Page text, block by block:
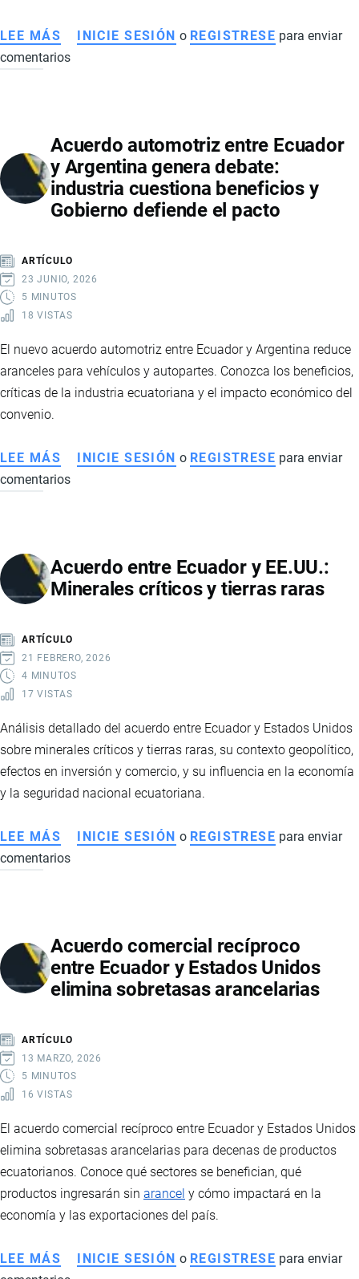
MERCADOS
LEE MÁS SOBRE
ECUADOR
LOS
ARANCELES
A
COLOMBIA:
Y
TENSIÓN
REGIONAL
INICIE SESIÓN o REGISTRESE para enviar
comentarios
Acuerdo automotriz entre Ecuador
y Argentina genera debate:
industria cuestiona beneficios y
Gobierno defiende el pacto
ARTÍCULO
23 JUNIO, 2026
5 MINUTOS
18 VISTAS
El nuevo acuerdo automotriz entre Ecuador y Argentina reduce
aranceles para vehículos y autopartes. Conozca los beneficios,
críticas de la industria ecuatoriana y el impacto económico del
convenio.
LEE MÁS SOBRE
ACUERDO
Y
ARGENTINA
INDUSTRIA
CUESTIONA
BENEFICIOS
INICIE SESIÓN o REGISTRESE para enviar
comentarios
Acuerdo entre Ecuador y EE.UU.:
Minerales críticos y tierras raras
ARTÍCULO
21 FEBRERO, 2026
4 MINUTOS
17 VISTAS
Análisis detallado del acuerdo entre Ecuador y Estados Unidos
sobre minerales críticos y tierras raras, su contexto geopolítico,
efectos en inversión y comercio, y su influencia en la economía
y la seguridad nacional ecuatoriana.
LEE MÁS SOBRE
ACUERDO
EE.UU.:
MINERALES
CRÍTICOS
RARAS
INICIE SESIÓN o REGISTRESE para enviar
comentarios
Acuerdo comercial recíproco
entre Ecuador y Estados Unidos
elimina sobretasas arancelarias
ARTÍCULO
13 MARZO, 2026
5 MINUTOS
16 VISTAS
El acuerdo comercial recíproco entre Ecuador y Estados Unidos
elimina sobretasas arancelarias para decenas de productos
ecuatorianos. Conoce qué sectores se benefician, qué
productos ingresarán sin arancel y cómo impactará en la
economía y las exportaciones del país.
LEE MÁS SOBRE
INICIE SESIÓN o REGISTRESE para enviar